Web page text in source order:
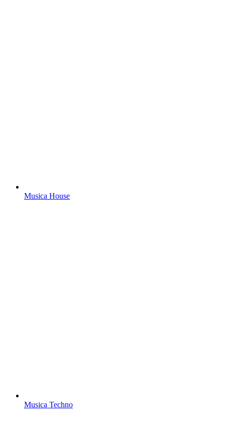
Musica House
Musica Techno